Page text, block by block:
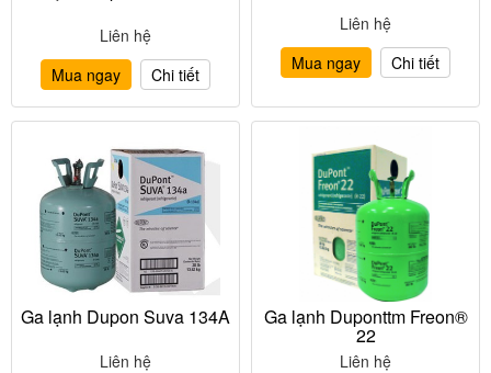
Liên hệ
Mua ngay
Chi tiết
Liên hệ
Mua ngay
Chi tiết
Ga lạnh Dupon Suva 134A
Liên hệ
Ga lạnh Duponttm Freon®
22
Liên hệ